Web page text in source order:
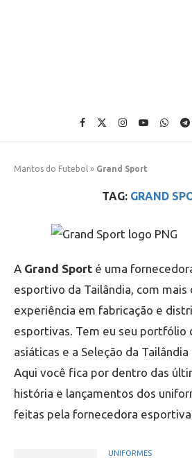
Mantos do Futebol » Grand Sport
TAG: GRAND
A Grand Sport é uma
esportivo da Tailândia, com mais
experiência em fabricação e
esportivas. Tem eu seu portfólio
asiáticas e a Seleção da
Aqui você fica por dentro das
história e lançamentos dos
feitas pela fornecedora esportiva
UNIFORMES